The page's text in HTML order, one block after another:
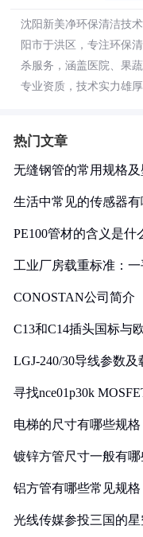
沈阳新美净环保清洁技
阳市于洪区，专注环保
杀服务，涵盖医院、果
专业资质，技术实力雄
热门文章
无缝钢管的常用规格
生活中常见的传感器
PE100管材的含义是什
工业厂房载重标准：
CONOSTAN公司简介
C13和C14插头国标与
LGJ-240/30导线参数
寻找nce01p30k
电梯的尺寸有哪些规格
镀锌方管尺寸一般有哪
铝方管有哪些常见规格
光线传媒参投三国的